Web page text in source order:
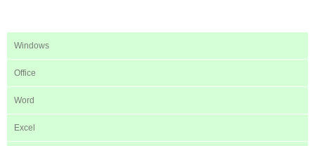
Windows
Office
Word
Excel